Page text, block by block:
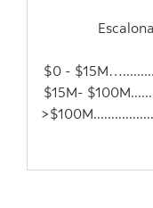
$0 -
$15M-